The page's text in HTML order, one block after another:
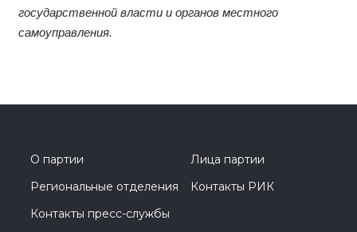
государственной власти и органов местного
самоуправления.
О партии
Лица партии
Региональные отделения
Контакты РИК
Контакты пресс-службы